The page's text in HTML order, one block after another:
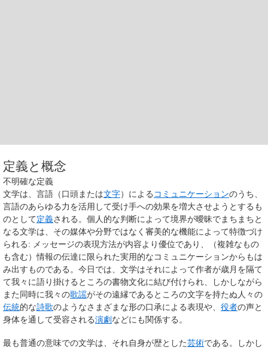
定義と概念
不明確な定義
文学は、言語（口頭または文字）による コミュニケーションのうち、
言語のあらゆる力を活用して受け手への効果を増大させようとするも
のとして定義される。個人的な判断によって境界が曖昧でまちまちと
なる文学は、その媒体や分野ではなく審美的な機能によって特徴づけ
られる: メッセージの表現方法が内容より優位であり、（複雑なもの
も含む）情報の伝達に限られた実用的なコミュニケーションからもは
み出すものである。今日では、文学はそれによって作者が歳月を隔て
て我々に語り掛けるところの書物文化に結び付けられ、しかしながら
また同時に我々の歌謡がその遠縁であるところの文字を持たぬ人々の
伝統的な詩歌のようなさまざまな形の口承による表現や、 役者の声と
身体を通して受容される演劇 などにも関係する。
最も普通の意味での文学は、それ自身が歴とした芸術である。しかし